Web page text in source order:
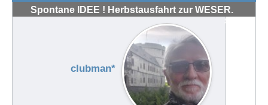
Spontane IDEE ! Herbstausfahrt zur WESER.
#72034
clubman*